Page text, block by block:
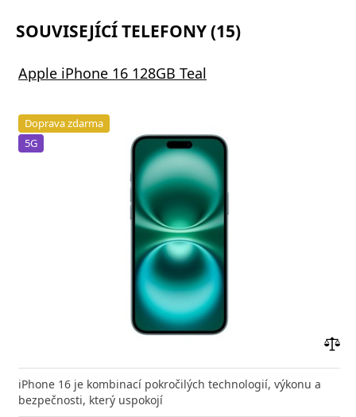
SOUVISEJÍCÍ TELEFONY (15)
Apple iPhone 16 128GB Teal
Doprava zdarma
5G
iPhone 16 je kombinací pokročilých technologií, výkonu a
bezpečnosti, který uspokojí